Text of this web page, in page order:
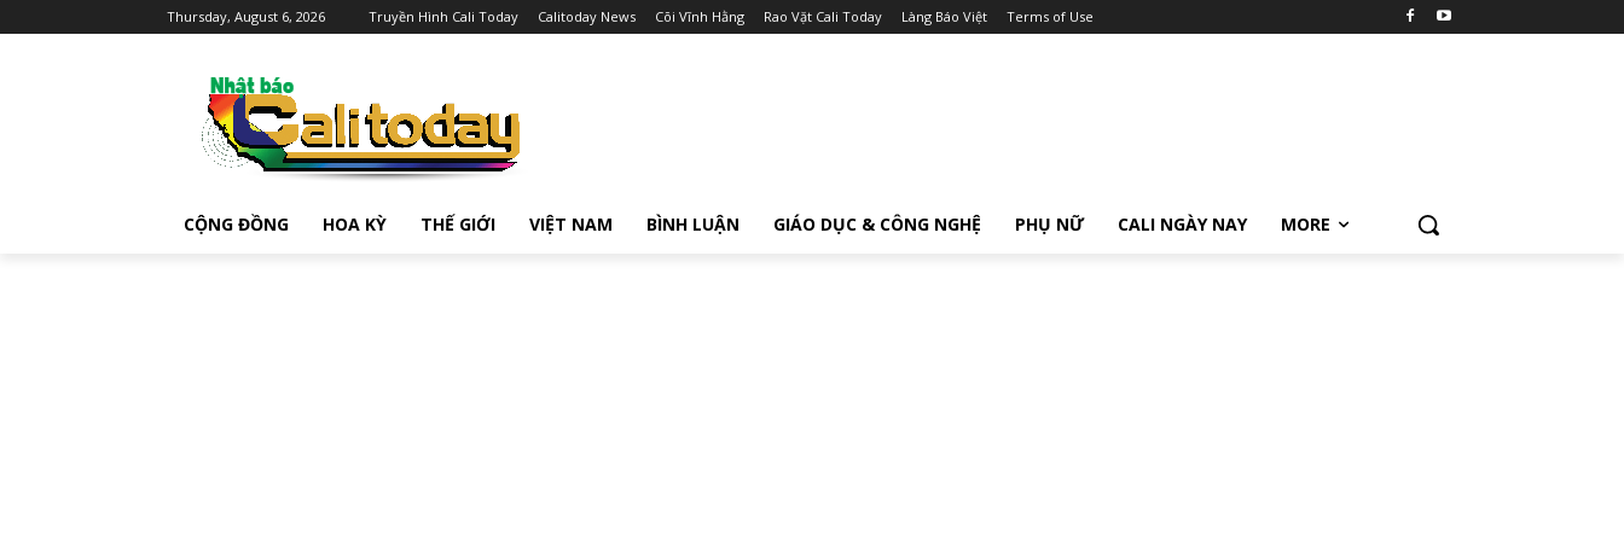
Thursday, August 6, 2026 Truyền Hình Cali Today Calitoday News Cõi Vĩnh Hằng Rao Vặt Cali Today Làng Báo Việt Terms of Use
CỘNG ĐỒNG HOA KỲ THẾ GIỚI VIỆT NAM BÌNH LUẬN GIÁO DỤC & CÔNG NGHỆ PHỤ NỮ CALI NGÀY NAY MORE